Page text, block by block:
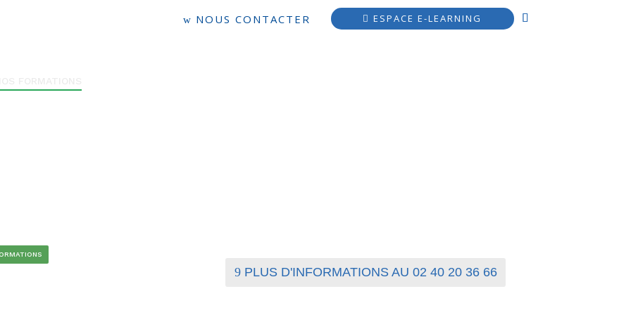
NOUS CONTACTER ESPACE E-LEARNING
PLUS D'INFORMATIONS AU 02 40 20 36 66